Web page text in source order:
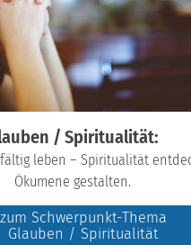
/ Spiritualität:
leben – Spiritualität
Ökumene gestalten.
zum Schwerpunkt-Thema
Glauben / Spiritualität